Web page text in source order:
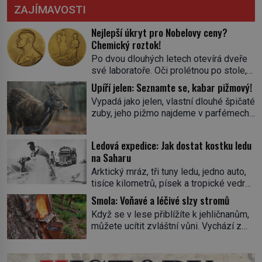
ZAJÍMAVOSTI
Nejlepší úkryt pro Nobelovy ceny?
Chemický roztok!
Po dvou dlouhých letech otevírá dveře
své laboratoře. Oči prolétnou po stole,
aby pak ulpěly na regálu, kde se nachází
všemožné látky. Hledá žluto-oranžovou
tekutinu, jakmile ji zahlédne, nesmírně
se mu uleví. Teď může svůj plán
skrývá směs s názvem lučavka
královská. Svůj přídomek nemá pro nic
za nic, […]
Upíří jelen: Seznamte se, kabar pižmový!
Vypadá jako jelen, vlastní dlouhé špičaté
zuby, jeho pižmo najdeme v parfémech
jediného zástupce zvířecí říše – kabara
pižmového. V Evropě ho jako první
popíše švédský botanik Carl Linné
(1707–1778), jenže v Asii o něm ví už
celá staletí. Zvíře připomíná jelena,
v kohoutku dosahuje […]
Ledová expedice: Jak dostat kostku ledu
na Saharu
Arktický mráz, tři tuny ledu, jedno auto,
tisíce kilometrů, písek a tropické vedro.
To je ve zkratce zdánlivě nesplnitelná
výzva, která se promění v úžasné
dobrodružství a důkaz, že nic není
nemožné. Vše začíná na podzim 1958
neobvyklou výzvou. Tomu, kdo dokáže
Smola: Voňavé a léčivé slzy stromů
Když se v lese přiblížíte k jehličnanům,
můžete ucítit zvláštní vůni. Vychází z